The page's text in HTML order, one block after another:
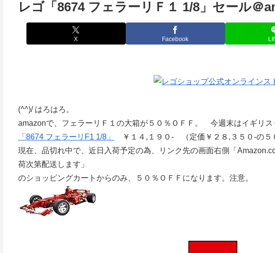
レゴ「8674 フェラーリＦ１ 1/8」セール＠
X Facebook
(^^)/ はろはろ。
amazonで、フェラーリＦ１の大箱が５０％ＯＦＦ。 今週末はイギリス
「8674 フェラーリF1 1/8」
￥１４,１９０- （定価￥２８,３５０-の５
現在、品切れ中で、近日入荷予定の為、リンク先の画面右側「
荷次第配送します」
のショッピングカートからのみ、５０％ＯＦＦになります。注意。